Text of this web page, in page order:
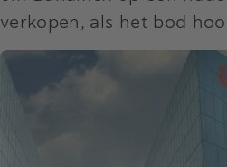
verkopen, als het bod